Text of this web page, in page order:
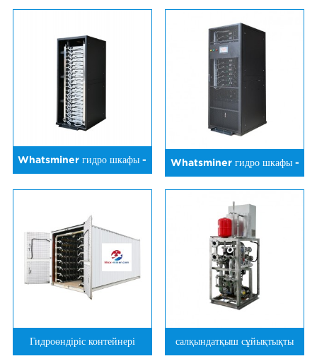
дана
Whatsminer гидро шкафы -
20 дана
Whatsminer гидро шкафы -
12 дана
Гидроөндіріс контейнері салқындатқыш сұйықтықты